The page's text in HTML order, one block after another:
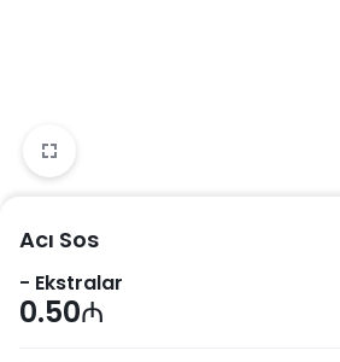
Acı Sos
- Ekstralar
0.50₼